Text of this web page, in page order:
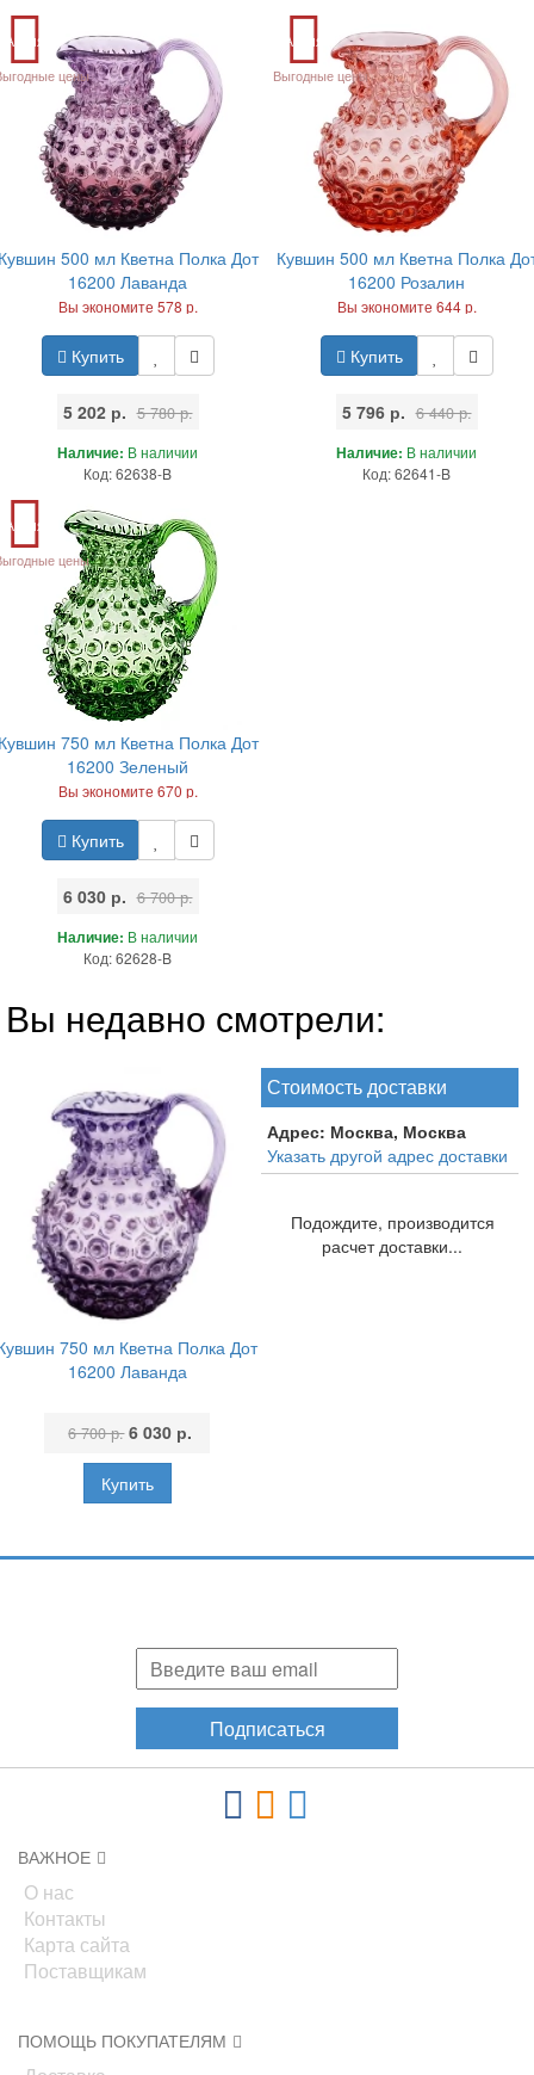
Акция
цены
500 мл Кветна Полка Дот
16200 Лаванда
Вы экономите 578 р.
Купить
5 202 р. 5 780 р.
Наличие: В наличии
Код: 62638-B
Акция
Выгодные цены
Кувшин 500 мл Кветна Полка
16200 Розалин
Вы экономите 644 р.
Купить
5 796 р. 6 440 р.
Наличие: В наличии
Код: 62641-B
Акция
цены
750 мл Кветна Полка Дот
16200 Зеленый
Вы экономите 670 р.
Купить
6 030 р. 6 700 р.
Наличие: В наличии
Код: 62628-B
Вы недавно смотрели:
750 мл Кветна Полка Дот
16200 Лаванда
6 700 р. 6 030 р.
Стоимость доставки
Адрес: Москва, Москва
Указать другой адрес доставки
Подождите, производится
расчет доставки...
Подписаться
ВАЖНОЕ
О нас
Контакты
Карта сайта
Поставщикам
ПОМОЩЬ ПОКУПАТЕЛЯМ